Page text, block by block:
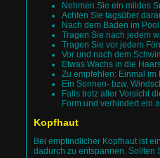
Nehmen Sie ein mildes
Achten Sie tagsüber
Nach dem Baden im
Tragen Sie nach jedem
Tragen Sie vor jedem
Vor und nach dem
Etwas Wachs in die
Zu empfehlen: Einmal im
Ein Sonnen- bzw.
Falls trotz aller Vorsicht
Form und verhindert ein
Kopfhaut
Bei empfindlicher Kopfhaut ist
dadurch zu entspannen. Sollten